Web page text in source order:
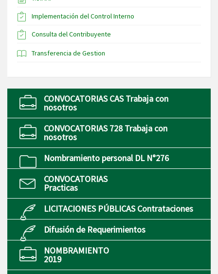
Implementación del Control Interno
Consulta del Contribuyente
Transferencia de Gestion
CONVOCATORIAS CAS Trabaja con
nosotros
CONVOCATORIAS 728 Trabaja con
nosotros
Nombramiento personal DL N°276
CONVOCATORIAS
Practicas
LICITACIONES PÚBLICAS Contrataciones
Difusión de Requerimientos
NOMBRAMIENTO
2019